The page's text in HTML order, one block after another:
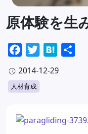
原体験を生
FacebookTwitterHatena
2014-12-29
人材育成